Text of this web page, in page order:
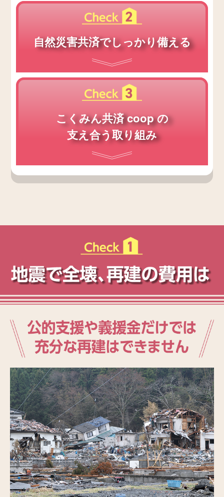
自然災害共済でしっかり備える
こくみん共済 coop の
支え合う取り組み